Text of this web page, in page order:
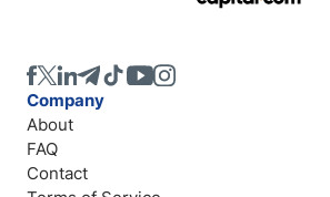
Company
About
FAQ
Contact